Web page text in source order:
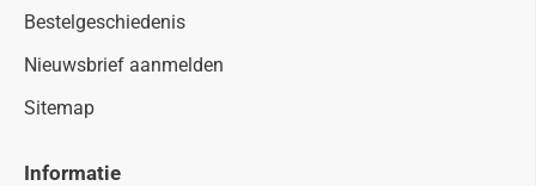
Bestelgeschiedenis
Nieuwsbrief aanmelden
Sitemap
Informatie